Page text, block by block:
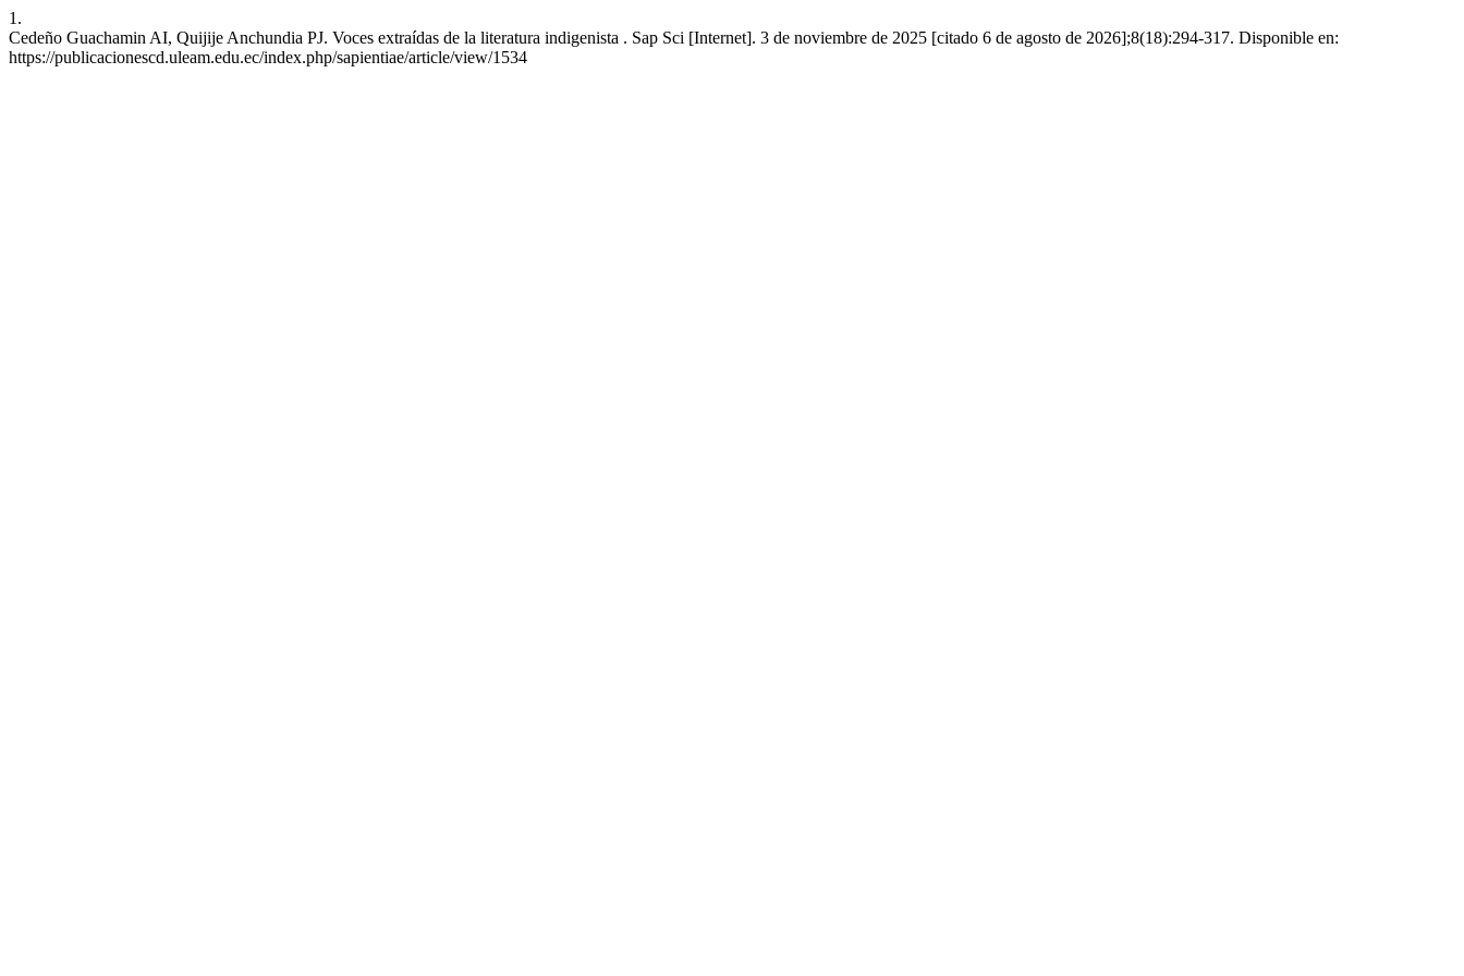
1.
Cedeño Guachamin AI, Quijije Anchundia PJ. Voces extraídas de la literatura indigenista . Sap Sci [Internet]. 3 de noviembre de 2025 [citado 6 de agosto de 2026];8(18):294-317. Disponible en:
https://publicacionescd.uleam.edu.ec/index.php/sapientiae/article/view/1534